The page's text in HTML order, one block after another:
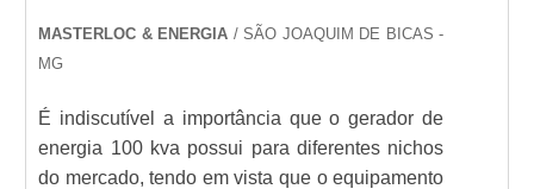
MASTERLOC & ENERGIA / SÃO JOAQUIM DE BICAS -
MG
É indiscutível a importância que o gerador de
energia 100 kva possui para diferentes nichos
do mercado, tendo em vista que o equipamento